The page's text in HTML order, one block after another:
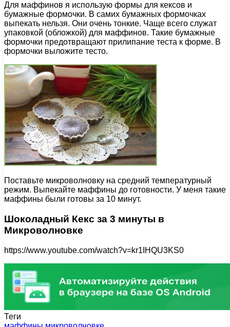
Для маффинов я использую формы для кексов и
бумажные формочки. В самих бумажных формочках
выпекать нельзя. Они очень тонкие. Чаще всего служат
упаковкой (обложкой) для маффинов. Такие бумажные
формочки предотвращают прилипание теста к форме. В
формочки выложите тесто.
Поставьте микроволновку на средний температурный
режим. Выпекайте маффины до готовности. У меня такие
маффины были готовы за 10 минут.
Шоколадный Кекс за 3 минуты в
Микроволновке
https://www.youtube.com/watch?v=kr1IHQU3KS0
Теги